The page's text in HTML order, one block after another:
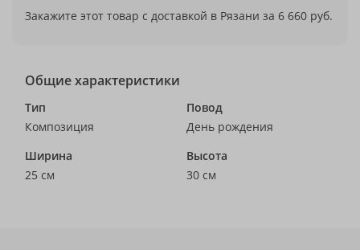
Закажите этот товар с доставкой в Рязани за 6 660 руб.
Общие характеристики
Тип
Композиция
Повод
День рождения
Ширина
25 см
Высота
30 см